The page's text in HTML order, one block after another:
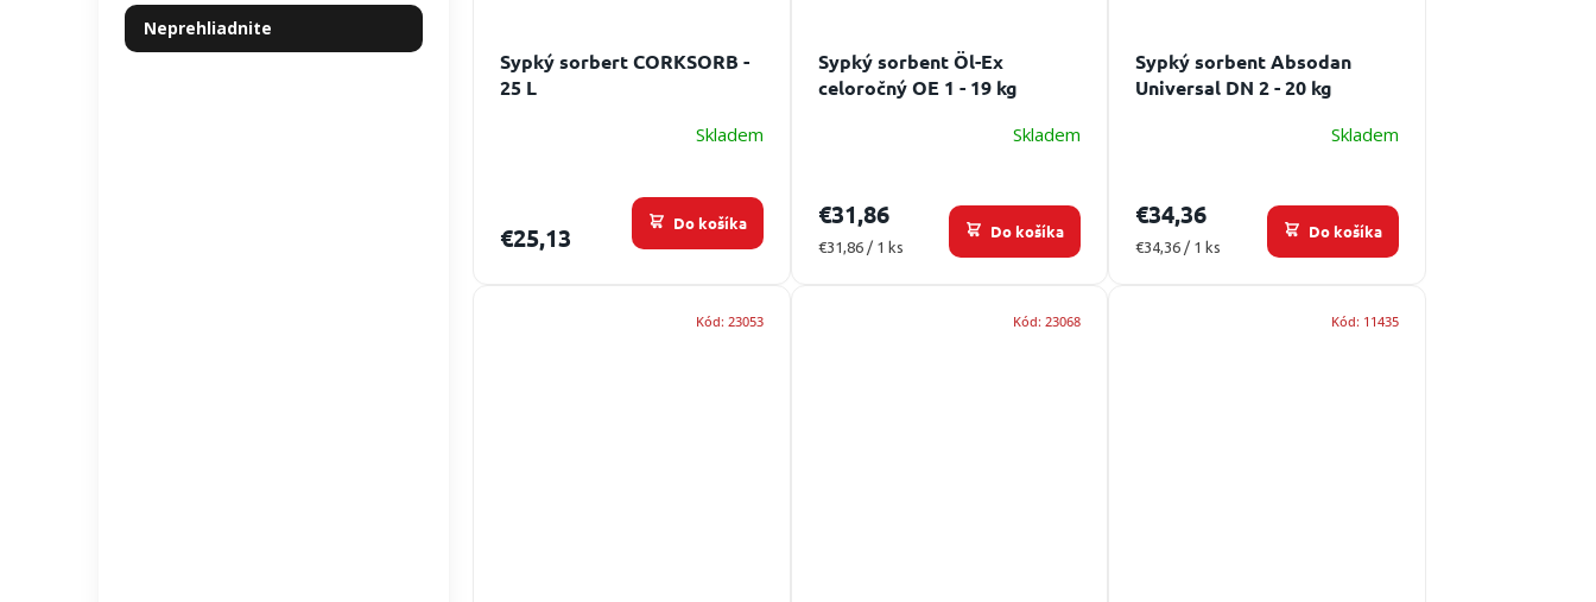
Neprehliadnite
Sypký sorbert CORKSORB -
25 L
Skladem
€25,13 Do košíka
Sypký sorbent Öl-Ex
celoročný OE 1 - 19 kg
Skladem
€31,86
Jednotková
€31,86 / 1 ks
Do košíka
Sypký sorbent Absodan
Universal DN 2 - 20 kg
Skladem
€34,36
Jednotková
€34,36 / 1 ks
Do košíka
Kód: 23053 Kód: 23068 Kód: 11435